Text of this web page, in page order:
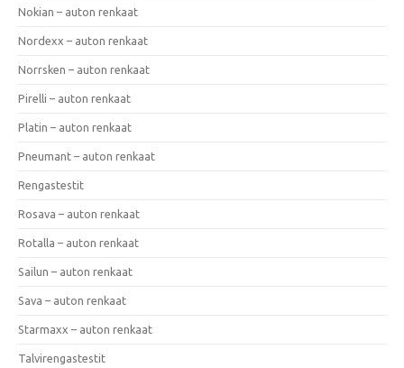
Nokian – auton renkaat
Nordexx – auton renkaat
Norrsken – auton renkaat
Pirelli – auton renkaat
Platin – auton renkaat
Pneumant – auton renkaat
Rengastestit
Rosava – auton renkaat
Rotalla – auton renkaat
Sailun – auton renkaat
Sava – auton renkaat
Starmaxx – auton renkaat
Talvirengastestit